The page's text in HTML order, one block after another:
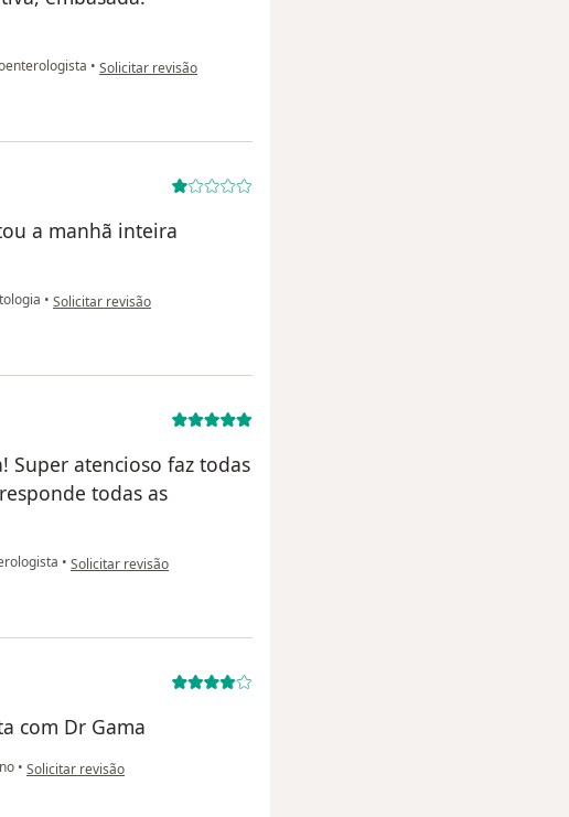
• na opinião do utilizador Rafael Julio de Paulo
Solicitar revisão
a manhã inteira
• na opinião do utilizador CG
Solicitar revisão
atencioso faz todas
todas as
• na opinião do utilizador Paciente
Solicitar revisão
com Dr Gama
• na opinião do utilizador Ótimo
Solicitar revisão